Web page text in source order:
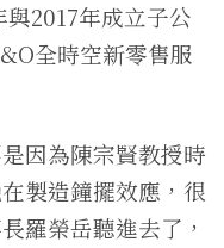
2017年成立子公
全時空新零售服
因為陳宗賢教授時
製造鐘擺效應，很
羅榮岳聽進去了，